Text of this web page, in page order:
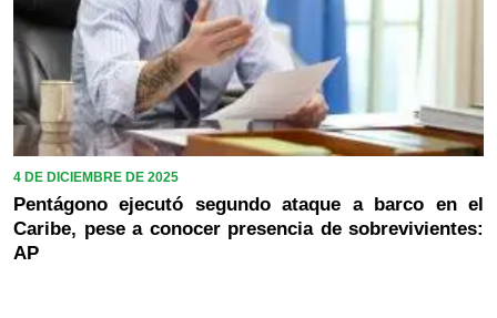
4 DE DICIEMBRE DE 2025
Pentágono ejecutó segundo ataque a barco en el
Caribe, pese a conocer presencia de sobrevivientes:
AP